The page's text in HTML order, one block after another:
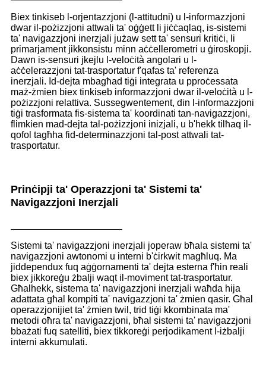
Biex tinkiseb l-orjentazzjoni (l-attitudni) u l-informazzjoni
dwar il-pożizzjoni attwali ta' oġġett li jiċċaqlaq, is-sistemi
ta' navigazzjoni inerzjali jużaw sett ta' sensuri kritiċi, li
primarjament jikkonsistu minn aċċellerometri u ġiroskopji.
Dawn is-sensuri jkejlu l-veloċità angolari u l-
aċċelerazzjoni tat-trasportatur f'qafas ta' referenza
inerzjali. Id-dejta mbagħad tiġi integrata u pproċessata
maż-żmien biex tinkiseb informazzjoni dwar il-veloċità u l-
pożizzjoni relattiva. Sussegwentement, din l-informazzjoni
tiġi trasformata fis-sistema ta' koordinati tan-navigazzjoni,
flimkien mad-dejta tal-pożizzjoni inizjali, u b'hekk tilħaq il-
qofol tagħha fid-determinazzjoni tal-post attwali tat-
trasportatur.
Prinċipji ta' Operazzjoni ta' Sistemi ta'
Navigazzjoni Inerzjali
Sistemi ta' navigazzjoni inerzjali joperaw bħala sistemi ta'
navigazzjoni awtonomi u interni b'ċirkwit magħluq. Ma
jiddependux fuq aġġornamenti ta' dejta esterna f'ħin reali
biex jikkoreġu żbalji waqt il-moviment tat-trasportatur.
Għalhekk, sistema ta' navigazzjoni inerzjali waħda hija
adattata għal kompiti ta' navigazzjoni ta' żmien qasir. Għal
operazzjonijiet ta' żmien twil, trid tiġi kkombinata ma'
metodi oħra ta' navigazzjoni, bħal sistemi ta' navigazzjoni
bbażati fuq satelliti, biex tikkoreġi perjodikament l-iżbalji
interni akkumulati.